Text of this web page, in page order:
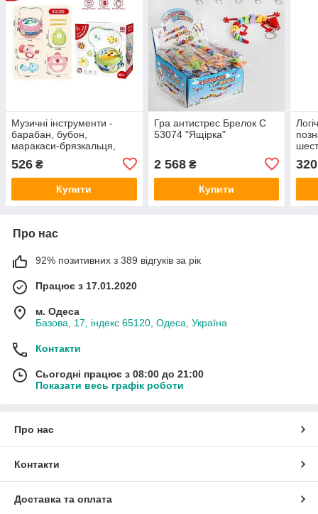
Музичні інструменти -
барабан, бубон,
маракаси-брязкальця,
труба, барабанні палички,
ремінці, гумові елементи 8
D 2 C
526 ₴
Купити
Гра антистрес Брелок C
53074 "Ящірка"
2 568₴
Купити
320
Про нас
92% позитивних з 389 відгуків за рік
Працює з 17.01.2020
м. Одеса
Базова, 17, індекс 65120, Одеса, Україна
Контакти
Сьогодні працює з 08:00 до 21:00
Показати весь графік роботи
Про нас
Контакти
Доставка та оплата